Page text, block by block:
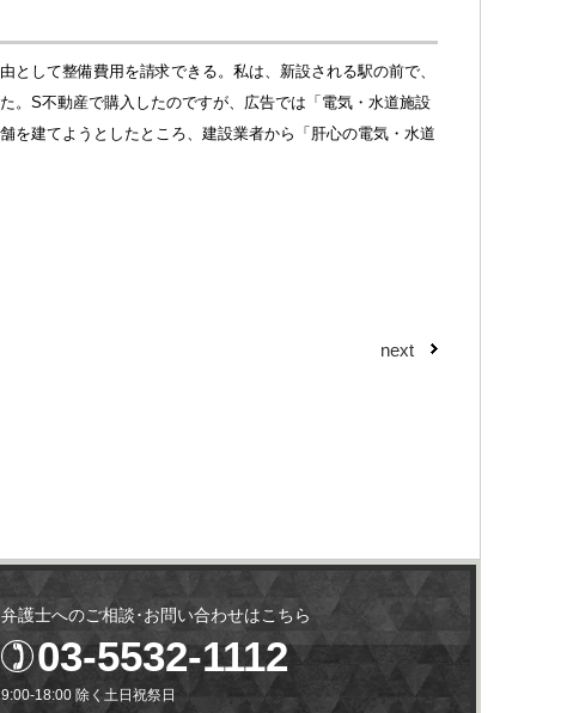
して整備費用を請求できる。私は、新設される駅の前で、
。S不動産で購入したのですが、広告では「電気・水道施設
を建てようとしたところ、建設業者から「肝心の電気・水道
next
弁護士へのご相談･お問い合わせはこちら
03-5532-1112
9:00-18:00 除く土日祝祭日